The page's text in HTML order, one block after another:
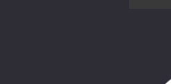
Religion et